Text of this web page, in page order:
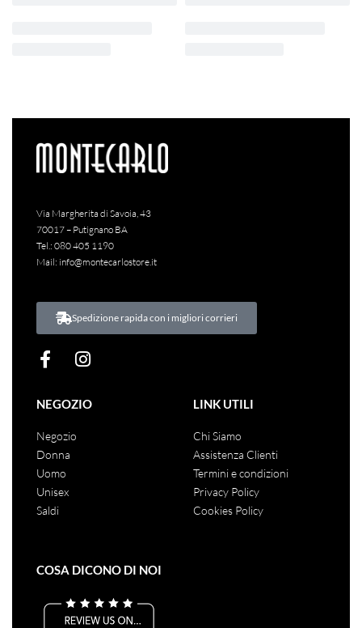
Via Margherita di Savoia, 43
70017 – Putignano BA
Tel.: 080 405 1190
Mail: info@montecarlostore.it
Spedizione rapida con i migliori corrieri
NEGOZIO
Negozio
Donna
Uomo
Unisex
Saldi
LINK UTILI
Chi Siamo
Assistenza Clienti
Termini e condizioni
Privacy Policy
Cookies Policy
COSA DICONO DI NOI